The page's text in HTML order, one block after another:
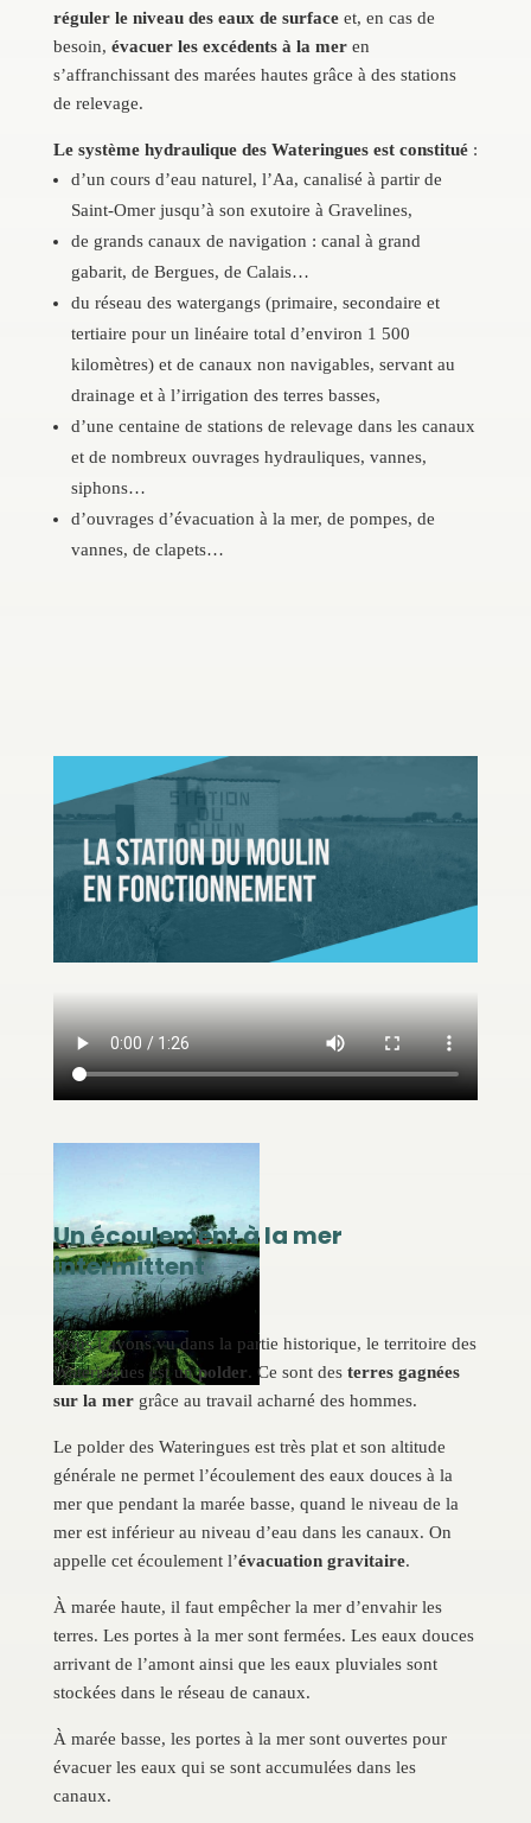
réguler le niveau des eaux de surfaceet, en cas de
besoin, évacuer les excédents à la meren
s’affranchissant des marées hautes grâce à des stations
de relevage.
Le système hydraulique des Wateringues est constitué:
d’un cours d’eau naturel, l’Aa, canalisé à partir de
Saint-Omer jusqu’à son exutoire à Gravelines,
de grands canaux de navigation : canal à grand
gabarit, de Bergues, de Calais…
du réseau des watergangs (primaire, secondaire et
tertiaire pour un linéaire total d’environ 1 500
kilomètres) et de canaux non navigables, servant au
drainage et à l’irrigation des terres basses,
d’une centaine de stations de relevage dans les canaux
et de nombreux ouvrages hydrauliques, vannes,
siphons…
d’ouvrages d’évacuation à la mer, de pompes, de
vannes, de clapets…
Un écoulement à la mer
intermittent
Nous l’avons vu dans la partie historique, le territoire des
Wateringues est unpolder. Ce sont des terres gagnées
sur la mergrâce au travail acharné des hommes.
Le polder des Wateringues est très plat et son altitude
générale ne permet l’écoulement des eaux douces à la
mer que pendant la marée basse, quand le niveau de la
mer est inférieur au niveau d’eau dans les canaux. On
appelle cet écoulement l’évacuation gravitaire.
À marée haute, il faut empêcher la mer d’envahir les
terres. Les portes à la mer sont fermées. Les eaux douces
arrivant de l’amont ainsi que les eaux pluviales sont
stockées dans le réseau de canaux.
À marée basse, les portes à la mer sont ouvertes pour
évacuer les eaux qui se sont accumulées dans les
canaux.